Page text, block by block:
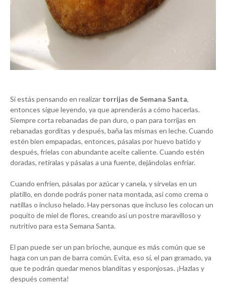
Si estás pensando en realizar torrijas de Semana Santa,
entonces sigue leyendo, ya que aprenderás a cómo hacerlas.
Siempre corta rebanadas de pan duro, o pan para torrijas en
rebanadas gorditas y después, baña las mismas en leche. Cuando
estén bien empapadas, entonces, pásalas por huevo batido y
después, fríelas con abundante aceite caliente. Cuando estén
doradas, retíralas y pásalas a una fuente, dejándolas enfriar.
Cuando enfríen, pásalas por azúcar y canela, y sírvelas en un
platillo, en donde podrás poner nata montada, así como crema o
natillas o incluso helado. Hay personas que incluso les colocan un
poquito de miel de flores, creando así un postre maravilloso y
nutritivo para esta Semana Santa.
El pan puede ser un pan brioche, aunque es más común que se
haga con un pan de barra común. Evita, eso sí, el pan gramado, ya
que te podrán quedar menos blanditas y esponjosas. ¡Hazlas y
después comenta!